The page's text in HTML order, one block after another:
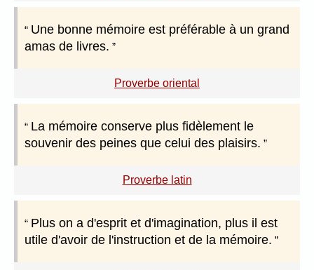
Une bonne mémoire est préférable à un grand
amas de livres.
Proverbe oriental
La mémoire conserve plus fidèlement le
souvenir des peines que celui des plaisirs.
Proverbe latin
Plus on a d'esprit et d'imagination, plus il est
utile d'avoir de l'instruction et de la mémoire.